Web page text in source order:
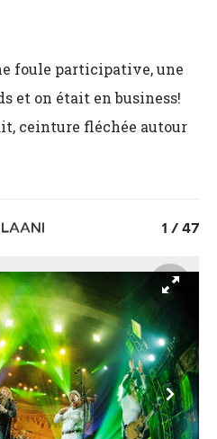
foule participative, une
et on était en business!
ceinture fléchée autour
1 47